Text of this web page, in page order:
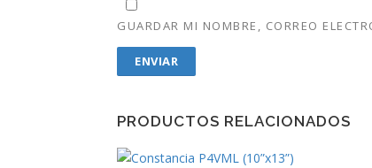
GUARDAR MI NOMBRE, CORREO
PRODUCTOS RELACIONADOS